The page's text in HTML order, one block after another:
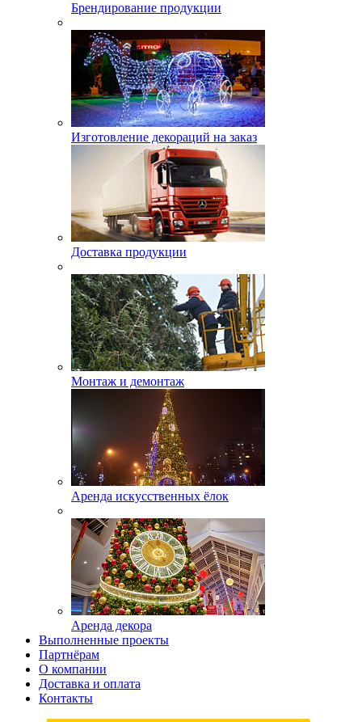
Брендирование продукции
Изготовление декораций на заказ
Доставка продукции
Монтаж и демонтаж
Аренда искусственных ёлок
Аренда декора
Выполненные проекты
Партнёрам
О компании
Доставка и оплата
Контакты